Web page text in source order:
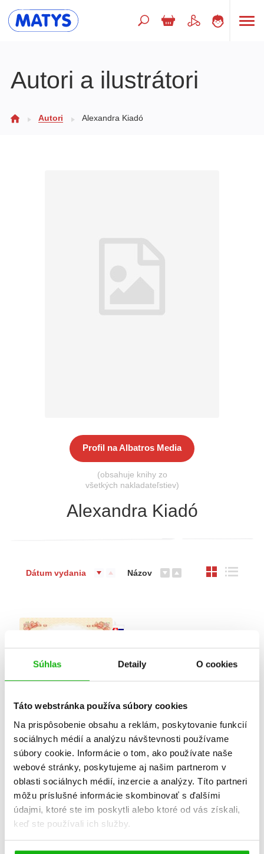
Súhlas Detaily O cookies
Táto webstránka používa súbory cookies
Na prispôsobenie obsahu a reklám, poskytovanie funkcií
sociálnych médií a analýzu návštevnosti používame
súbory cookie. Informácie o tom, ako používate naše
webové stránky, poskytujeme aj našim partnerom v
oblasti sociálnych médií, inzercie a analýzy. Títo partneri
môžu príslušné informácie skombinovať s ďalšími
údajmi, ktoré ste im poskytli alebo ktoré od vás získali,
keď ste používali ich služby.
Doplnkový sortiment
Všetky kategórie
Autori a ilustrátori
Autori Alexandra Kiadó
Profil na Albatros Media
(obsahuje knihy zo
všetkých nakladateľstiev)
Alexandra Kiadó
Dátum vydania Názov
Naše milované dieťatko
Alexandra Kiadó
Celkom kníh: